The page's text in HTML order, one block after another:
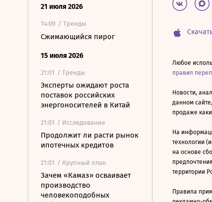
21 июля 2026
14:09 / Тренды
Сжимающийся пирог
15 июля 2026
21:01 / Тренды
Эксперты ожидают роста
поставок российских
энергоносителей в Китай
21:01 / Исследование
Продолжит ли расти рынок
ипотечных кредитов
21:01 / Крупный план
Зачем «Камаз» осваивает
производство
человекоподобных
Любое
правил
Новости,
данном
продаже
На
технологии
на основе
территории
Правила